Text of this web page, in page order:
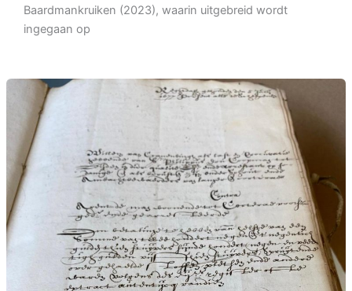
Baardmankruiken (2023), waarin uitgebreid wordt
ingegaan op